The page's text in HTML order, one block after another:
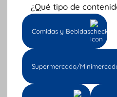
procedimientos como
Realización de
Monitoreo de facturas.
Análisis de compras.
Pago de impuestos.
¿Qué tipo de
Comidas y Bebidas
Supermercado/